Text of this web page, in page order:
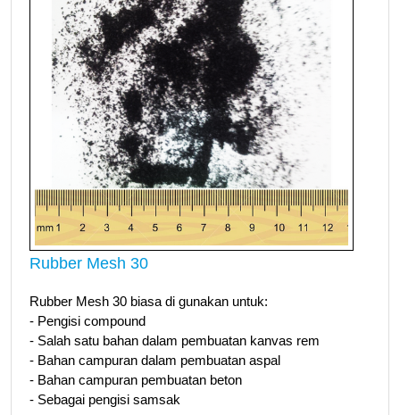
Rubber Mesh 30
Rubber Mesh 30 biasa di gunakan untuk:
- Pengisi compound
- Salah satu bahan dalam pembuatan kanvas rem
- Bahan campuran dalam pembuatan aspal
- Bahan campuran pembuatan beton
- Sebagai pengisi samsak